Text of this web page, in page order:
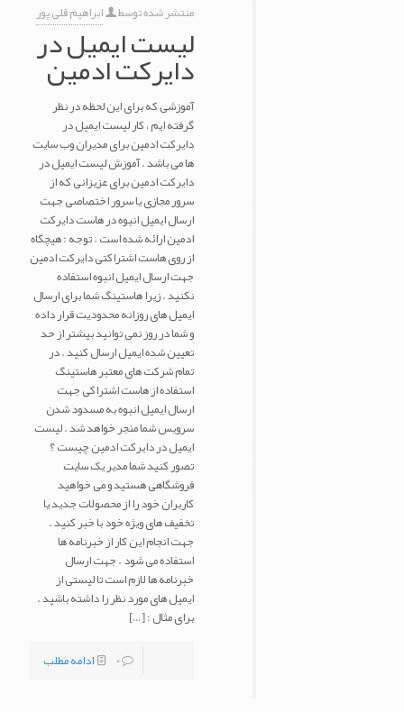
منتشر شده توسط ابراهیم قلی پور
لیست ایمیل در
دایرکت ادمین
آموزشی که برای این لحظه در نظر
گرفته ایم ، کار لیست ایمیل در
دایرکت ادمین برای مدیران وب سایت
ها می باشد . آموزش لیست ایمیل در
دایرکت ادمین برای عزیزانی که از
سرور مجازی یا سرور اختصاصی جهت
ارسال ایمیل انبوه در هاست دایرکت
ادمین ارائه شده است . توجه : هیچگاه
از روی هاست اشتراکتی دایرکت ادمین
جهت ارسال ایمیل انبوه استفاده
نکنید . زیرا هاستینگ شما برای ارسال
ایمیل های روزانه محدودیت قرار داده
و شما در روز نمی توانید بیشتر از حد
تعیین شده ایمیل ارسال کنید . در
تمام شرکت های معتبر هاستینگ
استفاده از هاست اشتراکی جهت
ارسال ایمیل انبوه به مسدود شدن
سرویس شما منجر خواهد شد . لیست
ایمیل در دایرکت ادمین چیست ؟
تصور کنید شما مدیر یک سایت
فروشگاهی هستید و می خواهید
کاربران خود را از محصولات جدید یا
تخفیف های ویژه خود با خبر کنید .
جهت انجام این کار از خبرنامه ها
استفاده می شود . جهت ارسال
خبرنامه ها لازم است تا لیستی از
ایمیل های مورد نظر را داشته باشید .
برای مثال :[…]
0
ادامه مطلب